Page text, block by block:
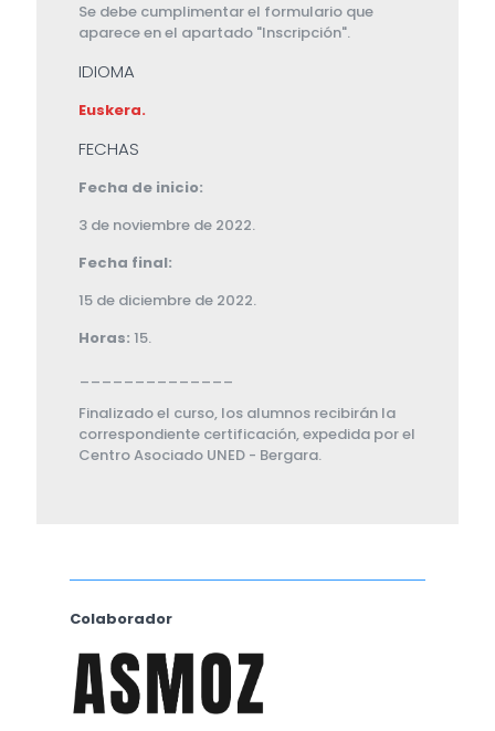
Se debe cumplimentar el formulario que
aparece en el apartado "Inscripción".
IDIOMA
Euskera.
FECHAS
Fecha de inicio:
3 de noviembre de 2022.
Fecha final:
15 de diciembre de 2022.
Horas: 15.
Finalizado el curso, los alumnos recibirán la
correspondiente certificación, expedida por el
Centro Asociado UNED - Bergara.
Colaborador